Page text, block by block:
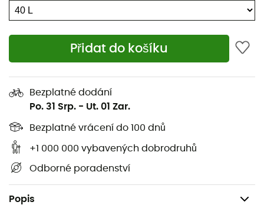
Přidat do košíku
Bezplatné dodání
Po. 31 Srp. - Ut. 01 Zar.
Bezplatné vrácení do 100 dnů
+1 000 000 vybavených dobrodruhů
Odborné poradenství
Popis
celé naší nabídce HardGreen
stavíme do popředí udržitelné a
ekologicky šetrné produkty, které
přispívají ke snížení dopadů n
Další informace
Turistické Turistické batohy